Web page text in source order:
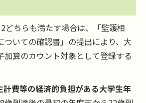
どちらも満たす場合は、「監護相
ついての確認書」の提出により、大
加算のカウント対象として登録する
計費等の経済的負担がある大学生年